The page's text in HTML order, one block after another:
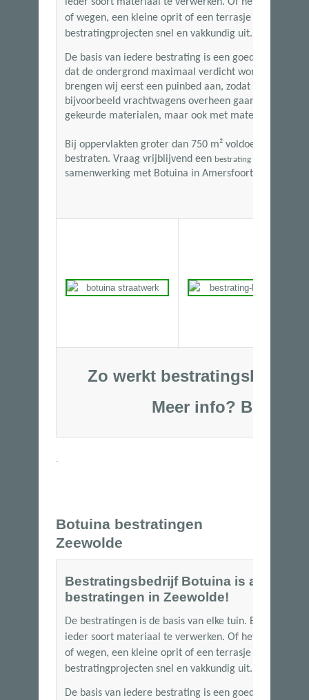
ieder soort materiaal te verwerken. Of het nu gaat
of wegen, een kleine oprit of een terrasje met
bestratingprojecten snel en vakkundig uit.
De basis van iedere bestrating is een goede
dat de ondergrond maximaal verdicht wordt.
brengen wij eerst een puinbed aan, zodat de
bijvoorbeeld vrachtwagens overheen gaan. Wij
gekeurde materialen, maar ook met materialen van
Bij oppervlakten groter dan 750 m² voldoen wij aan
bestraten. Vraag vrijblijvend een bestrating offerte
samenwerking met Botuina in Amersfoort.
Zo werkt bestratingsbedrijf
Meer info? Bel
.
Botuina bestratingen
Zeewolde
Bestratingsbedrijf Botuina is al meer
bestratingen in Zeewolde!
De bestratingen is de basis van elke tuin. Bij Botuina
ieder soort materiaal te verwerken. Of het nu gaat
of wegen, een kleine oprit of een terrasje met
bestratingprojecten snel en vakkundig uit.
De basis van iedere bestrating is een goede